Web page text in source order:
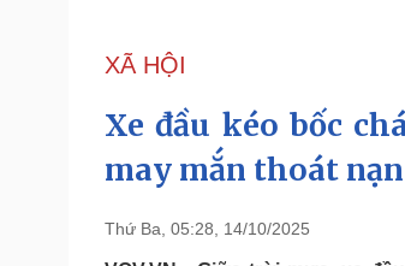
Đảng
Tổ chức nhân sự
Nhận diện sự thật
Dấu
Biển
Pháp luật
XÃ HỘI
Xe đầu kéo bốc
may mắn thoát nạn
Thứ Ba, 05:28, 14/10/2025